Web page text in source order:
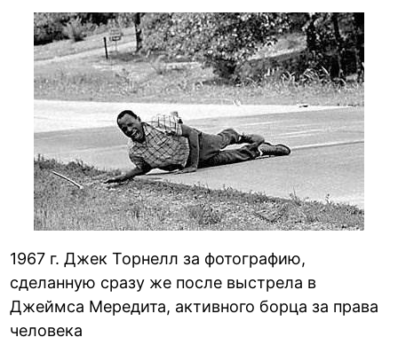
1967 г. Джек Торнелл за фотографию,
сделанную сразу же после выстрела в
Джеймса Мередита, активного борца за права
человека